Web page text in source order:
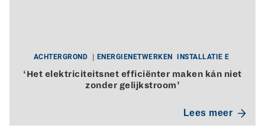
ACHTERGROND ENERGIENETWERKEN INSTALLATIE E
‘Het elektriciteitsnet efficiënter maken kán niet
zonder gelijkstroom’
Lees meer